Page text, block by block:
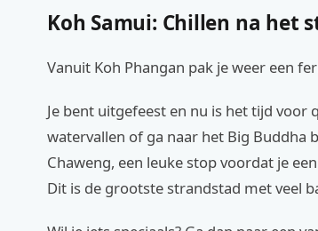
Koh Samui: Chillen na het
Vanuit Koh Phangan pak je weer een
Je bent uitgefeest en nu is het tijd
watervallen of ga naar het Big Buddha
Chaweng, een leuke stop voordat je een
Dit is de grootste strandstad met veel